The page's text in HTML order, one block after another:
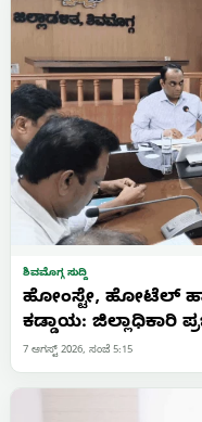
ಶಿವಮೊಗ್ಗ ಸುದ್ದಿ
ಹೋಂಸ್ಟೇ, ಹೋಟೆಲ್
ಕಡ್ಡಾಯ: ಜಿಲ್ಲಾಧಿಕಾರಿ
7 ಆಗಸ್ಟ್ 2026, ಸಂಜೆ 5:15